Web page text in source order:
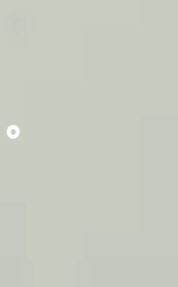
。
。
。